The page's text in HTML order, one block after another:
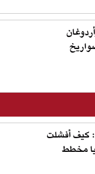
كيف أفشلت
مخطط